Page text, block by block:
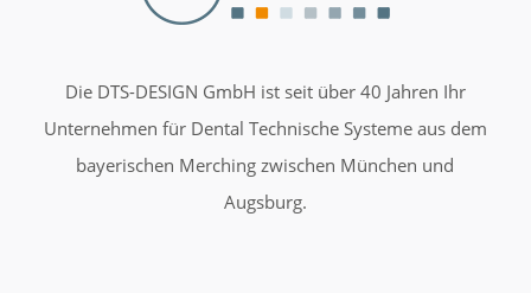
Die DTS-DESIGN GmbH ist seit über 40 Jahren Ihr
Unternehmen für Dental Technische Systeme aus dem
bayerischen Merching zwischen München und
Augsburg.